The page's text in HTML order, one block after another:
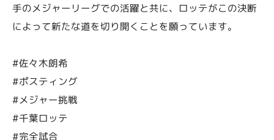
手のメジャーリーグでの活躍と共に、ロッテがこの決断
によって新たな道を切り開くことを願っています。
#佐々木朗希
#ポスティング
#メジャー挑戦
#千葉ロッテ
#完全試合